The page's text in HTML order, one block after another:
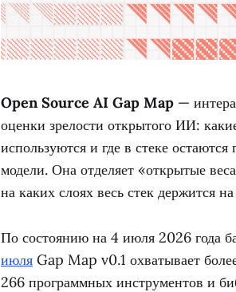
Open Source AI Gap Map —
оценки зрелости открытого ИИ:
используются и где в стеке
модели. Она отделяет «открытые
на каких слоях весь стек держится
По состоянию на 4 июля 2026 года
июля Gap Map v0.1 охватывает
266 программных инструментов и